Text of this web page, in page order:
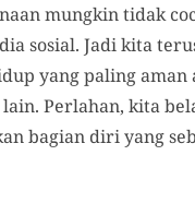
mungkin tidak
sosial. Jadi kita
yang paling aman
Perlahan, kita
bagian diri yang